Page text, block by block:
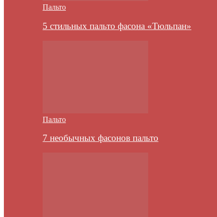
Пальто
5 стильных пальто фасона «Тюльпан»
Пальто
7 необычных фасонов пальто